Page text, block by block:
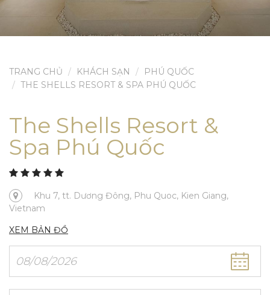
TRANG CHỦ KHÁCH SẠN
PHÚ QUỐC
THE SHELLS RESORT & SPA PHÚ QUỐC
The Shells Resort &
Spa Phú Quốc
Khu 7, tt. Dương Đông, Phu Quoc, Kien Giang,
Vietnam
XEM BẢN ĐỒ